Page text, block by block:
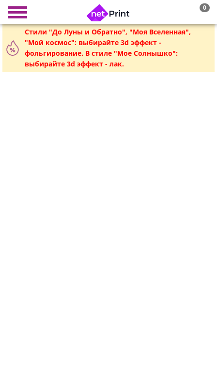
0
Стили "До Луны и Обратно", "Моя Вселенная",
"Мой космос": выбирайте 3d эффект -
фольгирование. В стиле "Мое Солнышко":
выбирайте 3d эффект - лак.